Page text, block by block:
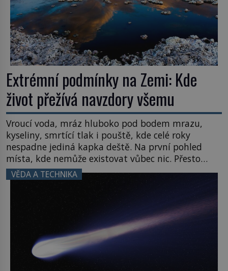
Extrémní podmínky na Zemi: Kde
život přežívá navzdory všemu
Vroucí voda, mráz hluboko pod bodem mrazu,
kyseliny, smrtící tlak i pouště, kde celé roky
nespadne jediná kapka deště. Na první pohled
místa, kde nemůže existovat vůbec nic. Přesto
právě tady vědci objevují organismy, které
posouvají hranice života. Každý nový nález mění
napovídá, kde bychom jednou […]
VĚDA A TECHNIKA